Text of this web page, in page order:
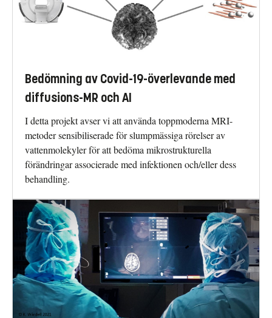
Bedömning av Covid-19-överlevande med
diffusions-MR och AI
I detta projekt avser vi att använda toppmoderna MRI-
metoder sensibiliserade för slumpmässiga rörelser av
vattenmolekyler för att bedöma mikrostrukturella
förändringar associerade med infektionen och/eller dess
behandling.